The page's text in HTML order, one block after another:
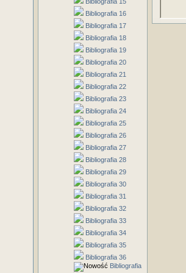
Bibliografia 16
Bibliografia 17
Bibliografia 18
Bibliografia 19
Bibliografia 20
Bibliografia 21
Bibliografia 22
Bibliografia 23
Bibliografia 24
Bibliografia 25
Bibliografia 26
Bibliografia 27
Bibliografia 28
Bibliografia 29
Bibliografia 30
Bibliografia 31
Bibliografia 32
Bibliografia 33
Bibliografia 34
Bibliografia 35
Bibliografia 36
Bibliografia